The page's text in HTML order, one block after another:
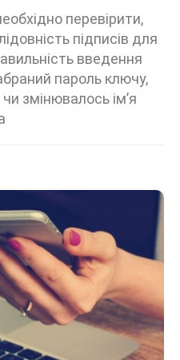
перевірити,
підписів для
введення
пароль ключу,
змінювалось ім’я